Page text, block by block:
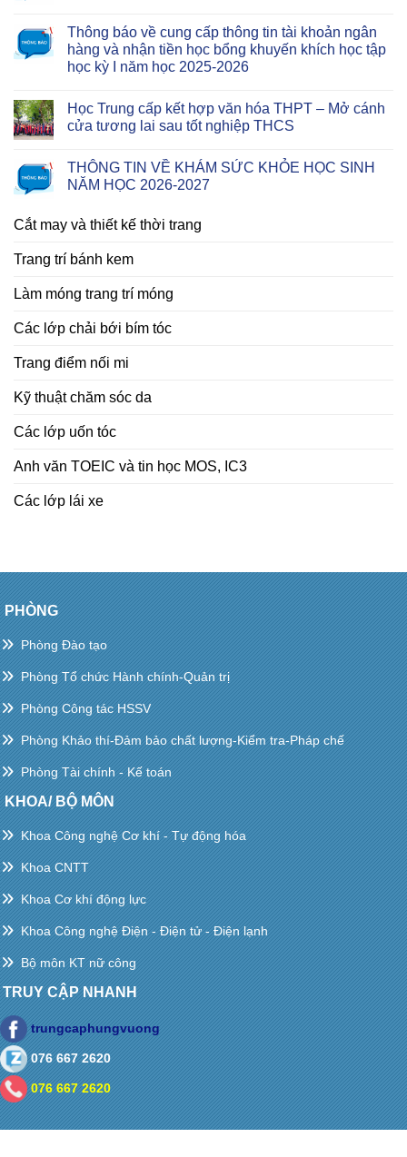
Thông báo về cung cấp thông tin tài khoản ngân
hàng và nhận tiền học bổng khuyến khích học tập
học kỳ I năm học 2025-2026
Học Trung cấp kết hợp văn hóa THPT – Mở cánh
cửa tương lai sau tốt nghiệp THCS
THÔNG TIN VỀ KHÁM SỨC KHỎE HỌC SINH
NĂM HỌC 2026-2027
Cắt may và thiết kế thời trang
Trang trí bánh kem
Làm móng trang trí móng
Các lớp chải bới bím tóc
Trang điểm nối mi
Kỹ thuật chăm sóc da
Các lớp uốn tóc
Anh văn TOEIC và tin học MOS, IC3
Các lớp lái xe
PHÒNG
Phòng Đào tạo
Phòng Tổ chức Hành chính-Quản trị
Phòng Công tác HSSV
Phòng Khảo thí-Đảm bảo chất lượng-Kiểm tra-Pháp chế
Phòng Tài chính - Kế toán
KHOA/ BỘ MÔN
Khoa Công nghệ Cơ khí - Tự động hóa
Khoa CNTT
Khoa Cơ khí động lực
Khoa Công nghệ Điện - Điện tử - Điện lạnh
Bộ môn KT nữ công
TRUY CẬP NHANH
trungcaphungvuong
076 667 2620
076 667 2620